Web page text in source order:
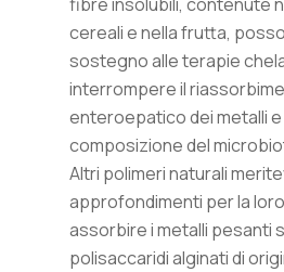
cereali e nella frutta,
sostegno alle terapie
interrompere il
enteroepatico dei metalli e
composizione del
Altri polimeri naturali
approfondimenti per la
assorbire i metalli pesanti
polisaccaridi alginati di